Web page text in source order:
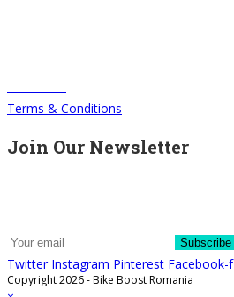
Terms & Conditions
Join Our Newsletter
Subscribe
Twitter Instagram Pinterest Facebook-f
Copyright 2026 - Bike Boost Romania